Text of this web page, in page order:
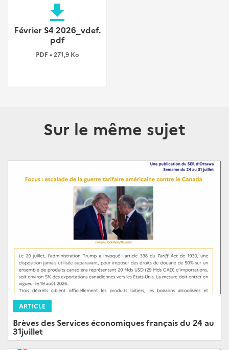
file_download
Février S4 2026_vdef.
pdf
PDF • 271,9 Ko
Sur le même sujet
ARTICLE
Brèves des Services économiques français du 24 au
31juillet